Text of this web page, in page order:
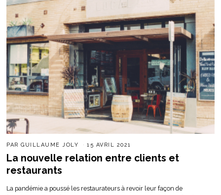
PARGUILLAUME JOLY 15 AVRIL 2021
La nouvelle relation entre clients et
restaurants
La pandémie a poussé les restaurateurs à revoir leur façon de